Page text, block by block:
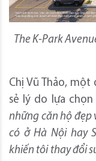
The K-Park
Chị Vũ Thảo, một
sẻ lý do lựa chọn
những căn hộ đẹp
có ở Hà Nội hay
khiến tôi thay đổi